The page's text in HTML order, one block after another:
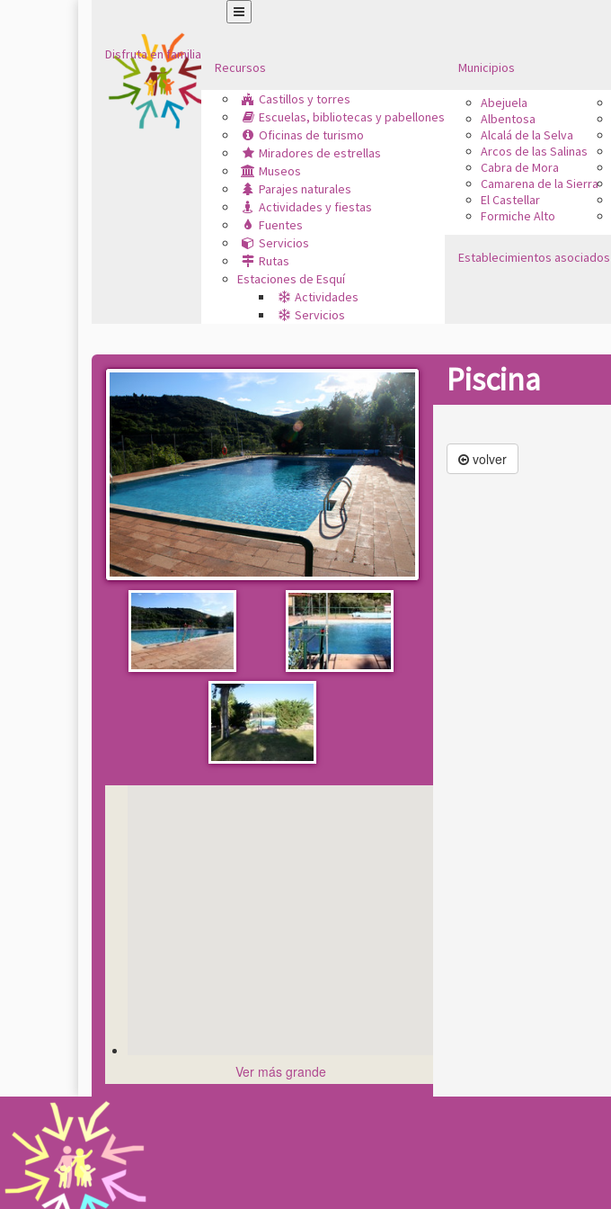
Disfruta en familia
Recursos
Castillos y torres
Escuelas, bibliotecas y pabellones
Oficinas de turismo
Miradores de estrellas
Museos
Parajes naturales
Actividades y fiestas
Fuentes
Servicios
Rutas
Estaciones de Esquí
Actividades
Servicios
Municipios
Abejuela
Albentosa
Alcalá de la Selva
Arcos de las Salinas
Cabra de Mora
Camarena de la Sierra
El Castellar
Formiche Alto
Establecimientos asociados
Piscina
volver
Ver más grande